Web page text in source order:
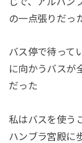
の一点張りだっ
バス停で待って
に向かうバスが
だった
私はバスを使う
ハンブラ宮殿に